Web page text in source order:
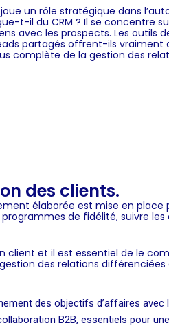
joue un rôle stratégique dans
t-il du CRM ? Il se concentre
avec les prospects. Les outils
partagés offrent-ils vraiment
complète de la gestion des
des clients.
élaborée est mise en place
programmes de fidélité, suivre
client et il est essentiel de le
des relations
des objectifs d’affaires avec
B2B, essentiels pour une